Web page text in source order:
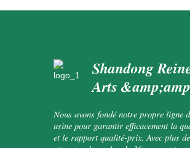
Shandong
Arts
Nous avons fondé notre propre ligne
usine pour garantir efficacement la
et le rapport qualité-prix. Avec plus